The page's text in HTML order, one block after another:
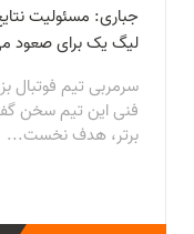
جباری: مسئولیت
لیگ یک برای صعود
سرمربی تیم فوتبال
فنی این تیم سخن
برتر، هدف نخست...